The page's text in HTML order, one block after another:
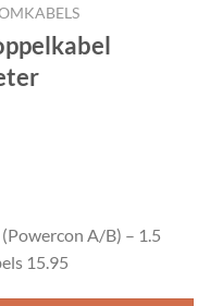
A/B) – 1.5
15.95